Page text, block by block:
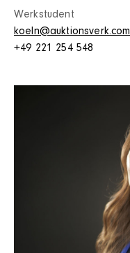
Werkstudent
koeln@auktionsverk.com
+49 221 254 548